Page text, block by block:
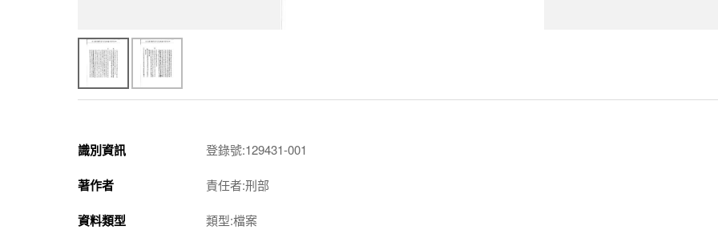
識別資訊 登錄號:129431-001
著作者 責任者:刑部
資料類型 類型:檔案